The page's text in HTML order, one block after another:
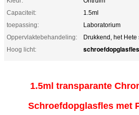
Capaciteit:
1.5ml
toepassing:
Laboratorium
Oppervlaktebehandeling:
Drukkend, het
Hoog licht:
1.5ml transparante
Schroefdopglasfles met